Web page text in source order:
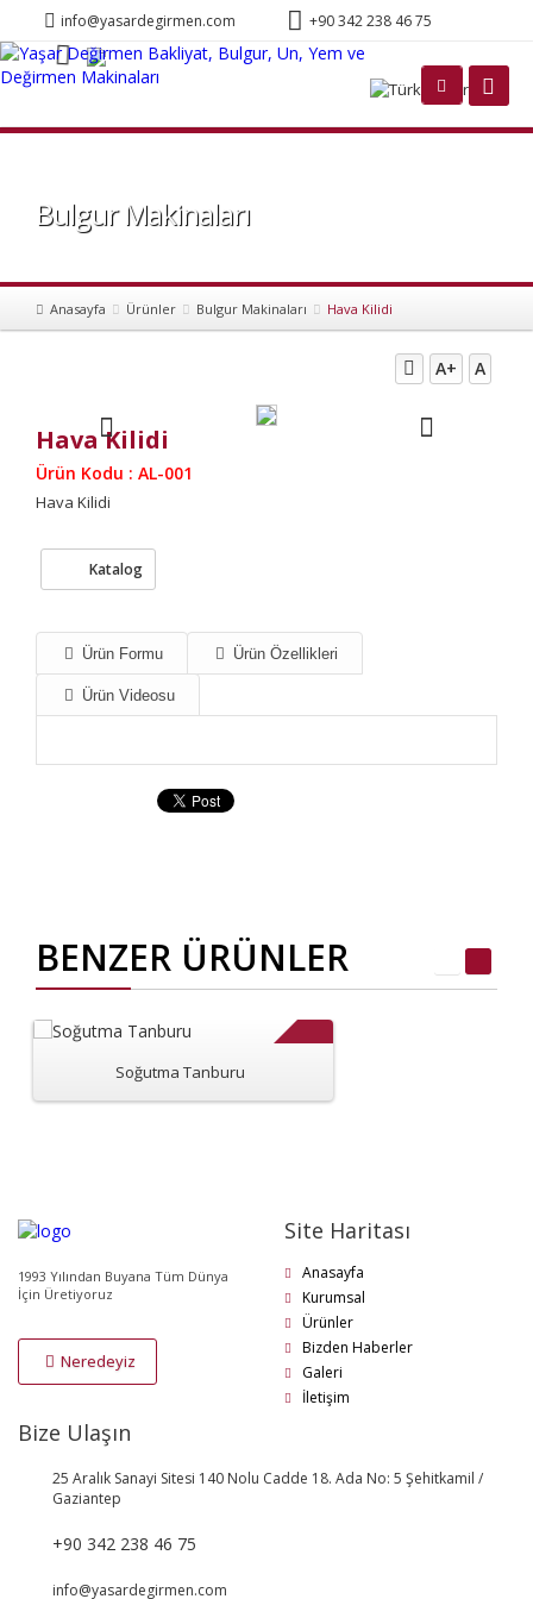
info@yasardegirmen.com +90 342 238 46 75
Türkçe
Bulgur Makinaları
Anasayfa Ürünler Bulgur Makinaları Hava Kilidi
A+ A
Hava Kilidi
Ürün Kodu : AL-001
Hava Kilidi
Katalog
Ürün Formu Ürün Özellikleri
Ürün Videosu
BENZER ÜRÜNLER
Soğutma Tanburu
1993 Yılından Buyana Tüm Dünya
İçin Üretiyoruz
Neredeyiz
Site Haritası
Anasayfa
Kurumsal
Ürünler
Bizden Haberler
Galeri
İletişim
Bize Ulaşın
25 Aralık Sanayi Sitesi 140 Nolu Cadde 18. Ada No: 5 Şehitkamil /
Gaziantep
+90 342 238 46 75
info@yasardegirmen.com